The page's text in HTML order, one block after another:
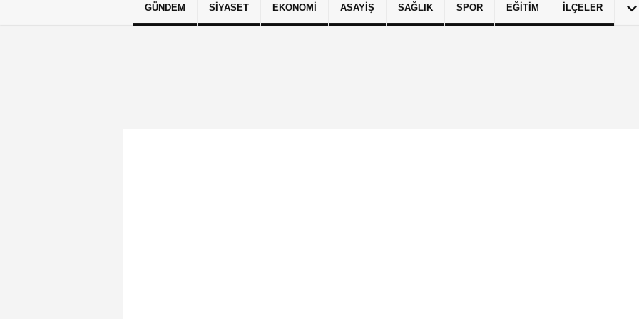
Künye İletişim Çerez Politikası Gizlilik İlkeleri
GÜNDEM SIYASET EKONOMI ASAYIŞ SAĞLIK SPOR EĞITIM İLÇELER